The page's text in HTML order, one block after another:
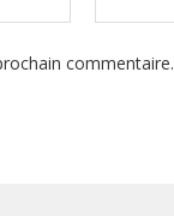
commentaire.